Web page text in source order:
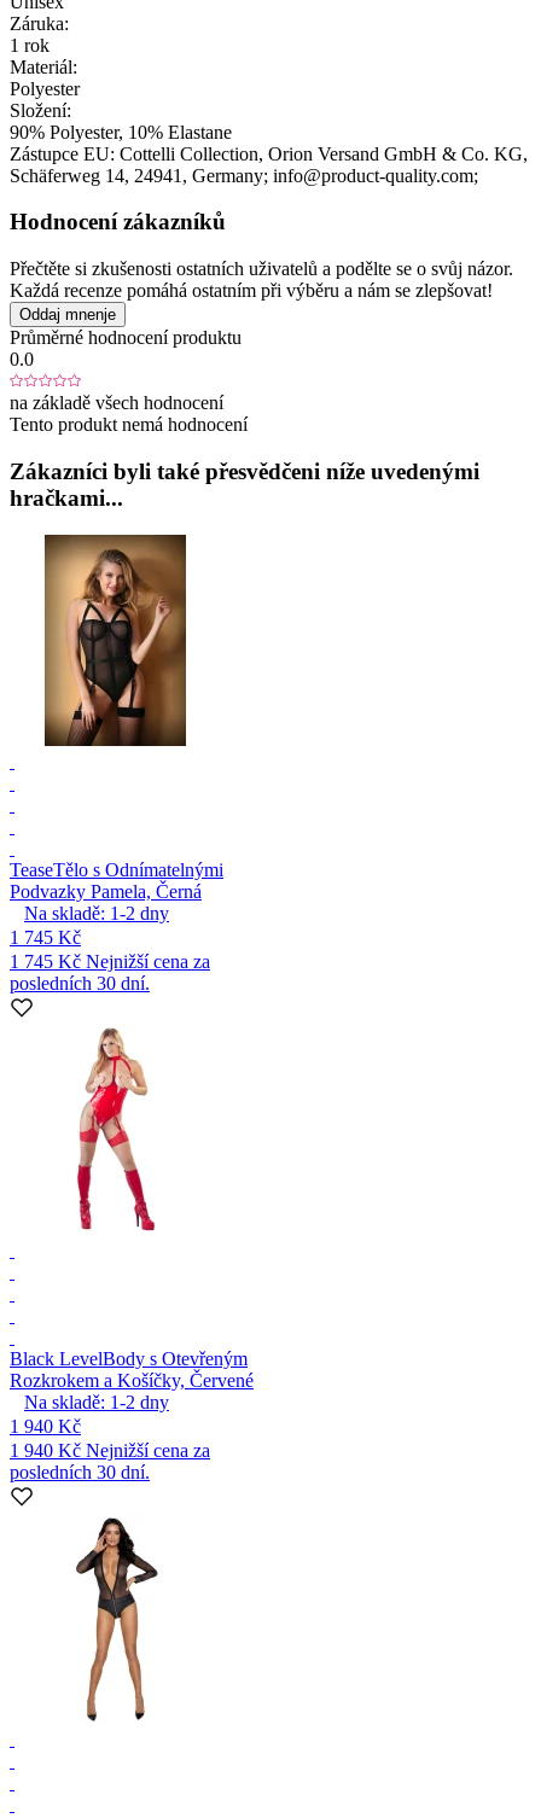
Záruka:
1 rok
Materiál:
Polyester
Složení:
90% Polyester, 10% Elastane
Zástupce EU: Cottelli Collection, Orion Versand GmbH & Co. KG,
Schäferweg 14, 24941 , Germany; info@product-quality.com;
Hodnocení zákazníků
Přečtěte si zkušenosti ostatních uživatelů a podělte se o svůj názor.
Každá recenze pomáhá ostatním při výběru a nám se zlepšovat!
Oddaj mnenje
Průměrné hodnocení produktu
0.0
na základě všech hodnocení
Tento produkt nemá hodnocení
Zákazníci byli také přesvědčeni níže uvedenými
hračkami...
TeaseTělo s Odnímatelnými
Podvazky Pamela, Černá
Na skladě: 1-2 dny
1 745 Kč
1 745 Kč Nejnižší cena za
posledních 30 dní.
Black LevelBody s Otevřeným
Rozkrokem a Košíčky, Červené
Na skladě: 1-2 dny
1 940 Kč
1 940 Kč Nejnižší cena za
posledních 30 dní.